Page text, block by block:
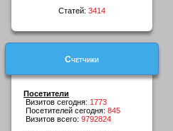
Статей: 3414
Счетчики
Посетители
Визитов сегодня: 1773
Посетителей сегодня: 845
Визитов всего: 9792824